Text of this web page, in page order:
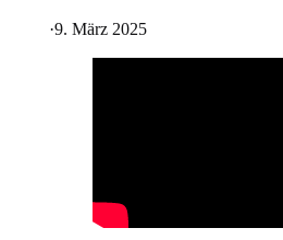
·9. März 2025